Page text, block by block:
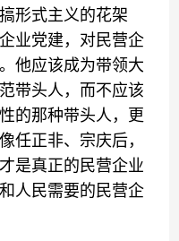
形式主义的花架
业党建，对民营企
他应该成为带领大
带头人，而不应该
的那种带头人，更
任正非、宗庆后，
是真正的民营企业
人民需要的民营企